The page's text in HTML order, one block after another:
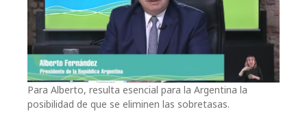
Para Alberto, resulta esencial para la Argentina la
posibilidad de que se eliminen las sobretasas.